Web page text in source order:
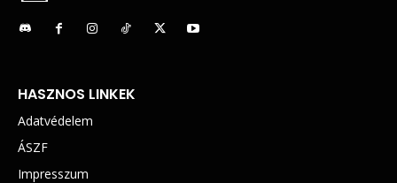
HASZNOS LINKEK
Adatvédelem
ÁSZF
Impresszum